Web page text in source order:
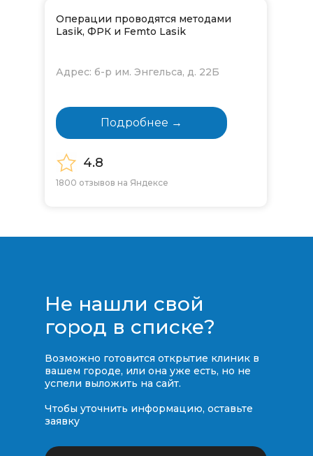
Операции проводятся методами
Lasik, ФРК и Femto Lasik
Подробнее →
Адрес: б-р им. Энгельса, д. 22Б
4.8
1800 отзывов на Яндексе
Не нашли свой
город в списке?
Возможно готовится открытие клиник в
вашем городе, или она уже есть, но не
успели выложить на сайт.
Чтобы уточнить информацию, оставьте
заявку